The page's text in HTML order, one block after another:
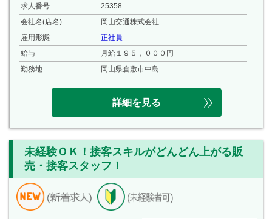
求人番号
25358
会社名(店名)
岡山交通株式会社
雇用形態
正社員
給与
月給１９５，０００円
勤務地
岡山県倉敷市中島
詳細を見る
未経験ＯＫ！接客スキルがどんどん上がる販
売・接客スタッフ！